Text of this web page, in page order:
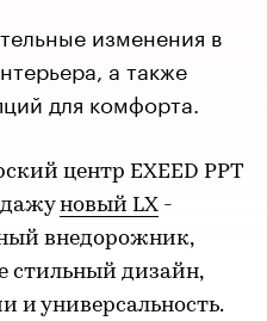
изменения в
а также
для комфорта.
центр EXEED РРТ
новый LX -
внедорожник,
стильный дизайн,
и универсальность.